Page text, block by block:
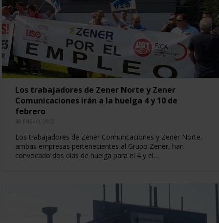
Los trabajadores de Zener Norte y Zener
Comunicaciones irán a la huelga 4 y 10 de
febrero
30 ENERO, 2020
Los trabajadores de Zener Comunicaciones y Zener Norte,
ambas empresas pertenecientes al Grupo Zener, han
convocado dos días de huelga para el 4 y el…